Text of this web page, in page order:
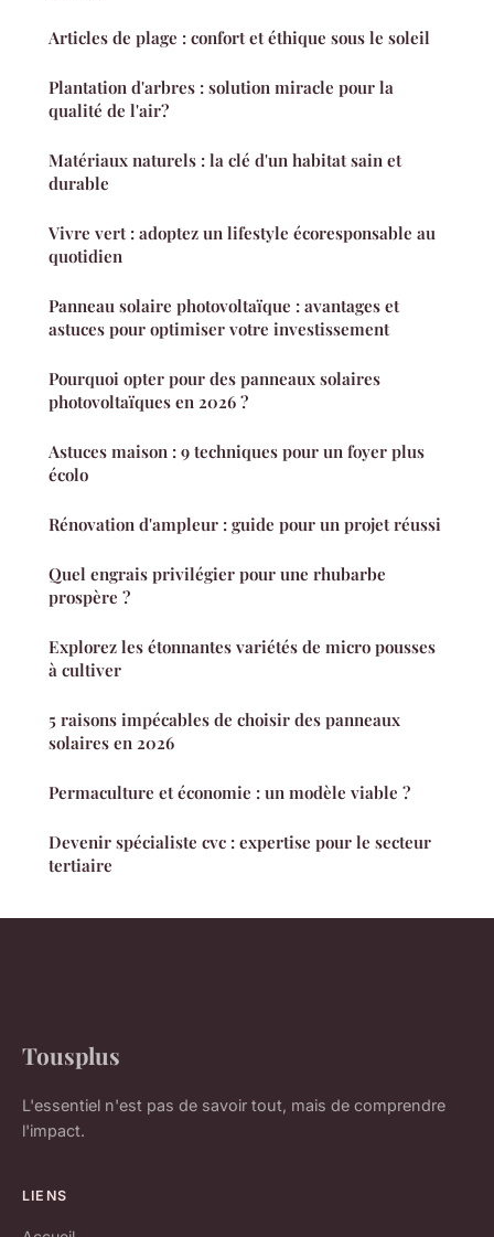
Articles de plage : confort et éthique sous le soleil
Plantation d'arbres : solution miracle pour la
qualité de l'air?
Matériaux naturels : la clé d'un habitat sain et
durable
Vivre vert : adoptez un lifestyle écoresponsable au
quotidien
Panneau solaire photovoltaïque : avantages et
astuces pour optimiser votre investissement
Pourquoi opter pour des panneaux solaires
photovoltaïques en 2026 ?
Astuces maison : 9 techniques pour un foyer plus
écolo
Rénovation d'ampleur : guide pour un projet réussi
Quel engrais privilégier pour une rhubarbe
prospère ?
Explorez les étonnantes variétés de micro pousses
à cultiver
5 raisons impécables de choisir des panneaux
solaires en 2026
Permaculture et économie : un modèle viable ?
Devenir spécialiste cvc : expertise pour le secteur
tertiaire
Tousplus
L'essentiel n'est pas de savoir tout, mais de comprendre
l'impact.
LIENS